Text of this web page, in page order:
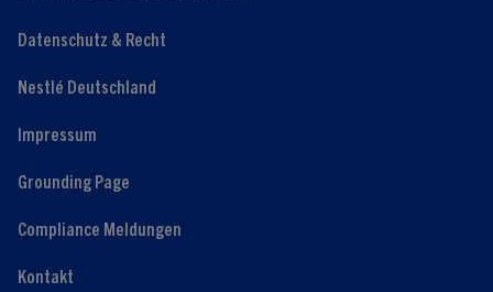
Datenschutz & Recht
Nestlé Deutschland
Impressum
Grounding Page
Compliance Meldungen
Kontakt